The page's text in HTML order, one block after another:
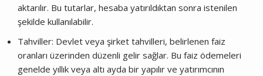
aktarılır. Bu tutarlar, hesaba yatırıldıktan sonra istenilen
şekilde kullanılabilir.
Tahviller: Devlet veya şirket tahvilleri, belirlenen faiz
oranları üzerinden düzenli gelir sağlar. Bu faiz ödemeleri
genelde yıllık veya altı ayda bir yapılır ve yatırımcının